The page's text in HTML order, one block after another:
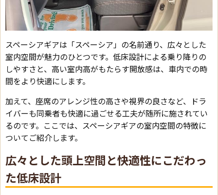
スペーシアギアは「スペーシア」の名前通り、広々とした
室内空間が魅力のひとつです。低床設計による乗り降りの
しやすさと、高い室内高がもたらす開放感は、車内での時
間をより快適にします。
加えて、座席のアレンジ性の高さや視界の良さなど、ドラ
イバーも同乗者も快適に過ごせる工夫が随所に施されてい
るのです。ここでは、スペーシアギアの室内空間の特徴に
ついてご紹介します。
広々とした頭上空間と快適性にこだわっ
た低床設計